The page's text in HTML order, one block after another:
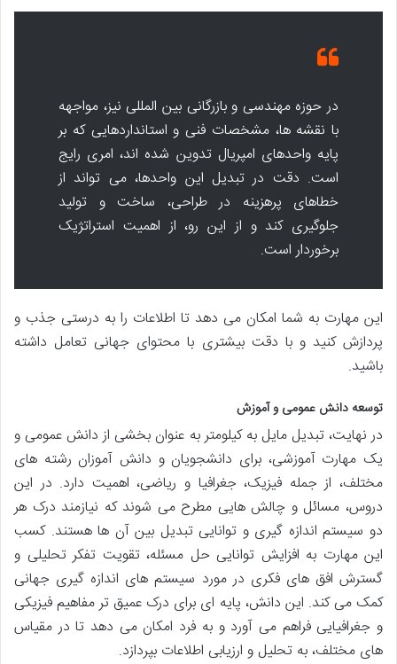
در حوزه مهندسی و بازرگانی بین المللی نیز، مواجهه
با نقشه ها، مشخصات فنی و استانداردهایی که بر
پایه واحدهای امپریال تدوین شده اند، امری رایج
است. دقت در تبدیل این واحدها، می تواند از
خطاهای پرهزینه در طراحی، ساخت و تولید
جلوگیری کند و از این رو، از اهمیت استراتژیک
برخوردار است.
این مهارت به شما امکان می دهد تا اطلاعات را به درستی جذب و
پردازش کنید و با دقت بیشتری با محتوای جهانی تعامل داشته
باشید.
توسعه دانش عمومی و آموزش
در نهایت، تبدیل مایل به کیلومتر به عنوان بخشی از دانش عمومی و
یک مهارت آموزشی، برای دانشجویان و دانش آموزان رشته های
مختلف، از جمله فیزیک، جغرافیا و ریاضی، اهمیت دارد. در این
دروس، مسائل و چالش هایی مطرح می شوند که نیازمند درک هر
دو سیستم اندازه گیری و توانایی تبدیل بین آن ها هستند. کسب
این مهارت به افزایش توانایی حل مسئله، تقویت تفکر تحلیلی و
گسترش افق های فکری در مورد سیستم های اندازه گیری جهانی
کمک می کند. این دانش، پایه ای برای درک عمیق تر مفاهیم فیزیکی
و جغرافیایی فراهم می آورد و به فرد امکان می دهد تا در مقیاس
های مختلف، به تحلیل و ارزیابی اطلاعات بپردازد.